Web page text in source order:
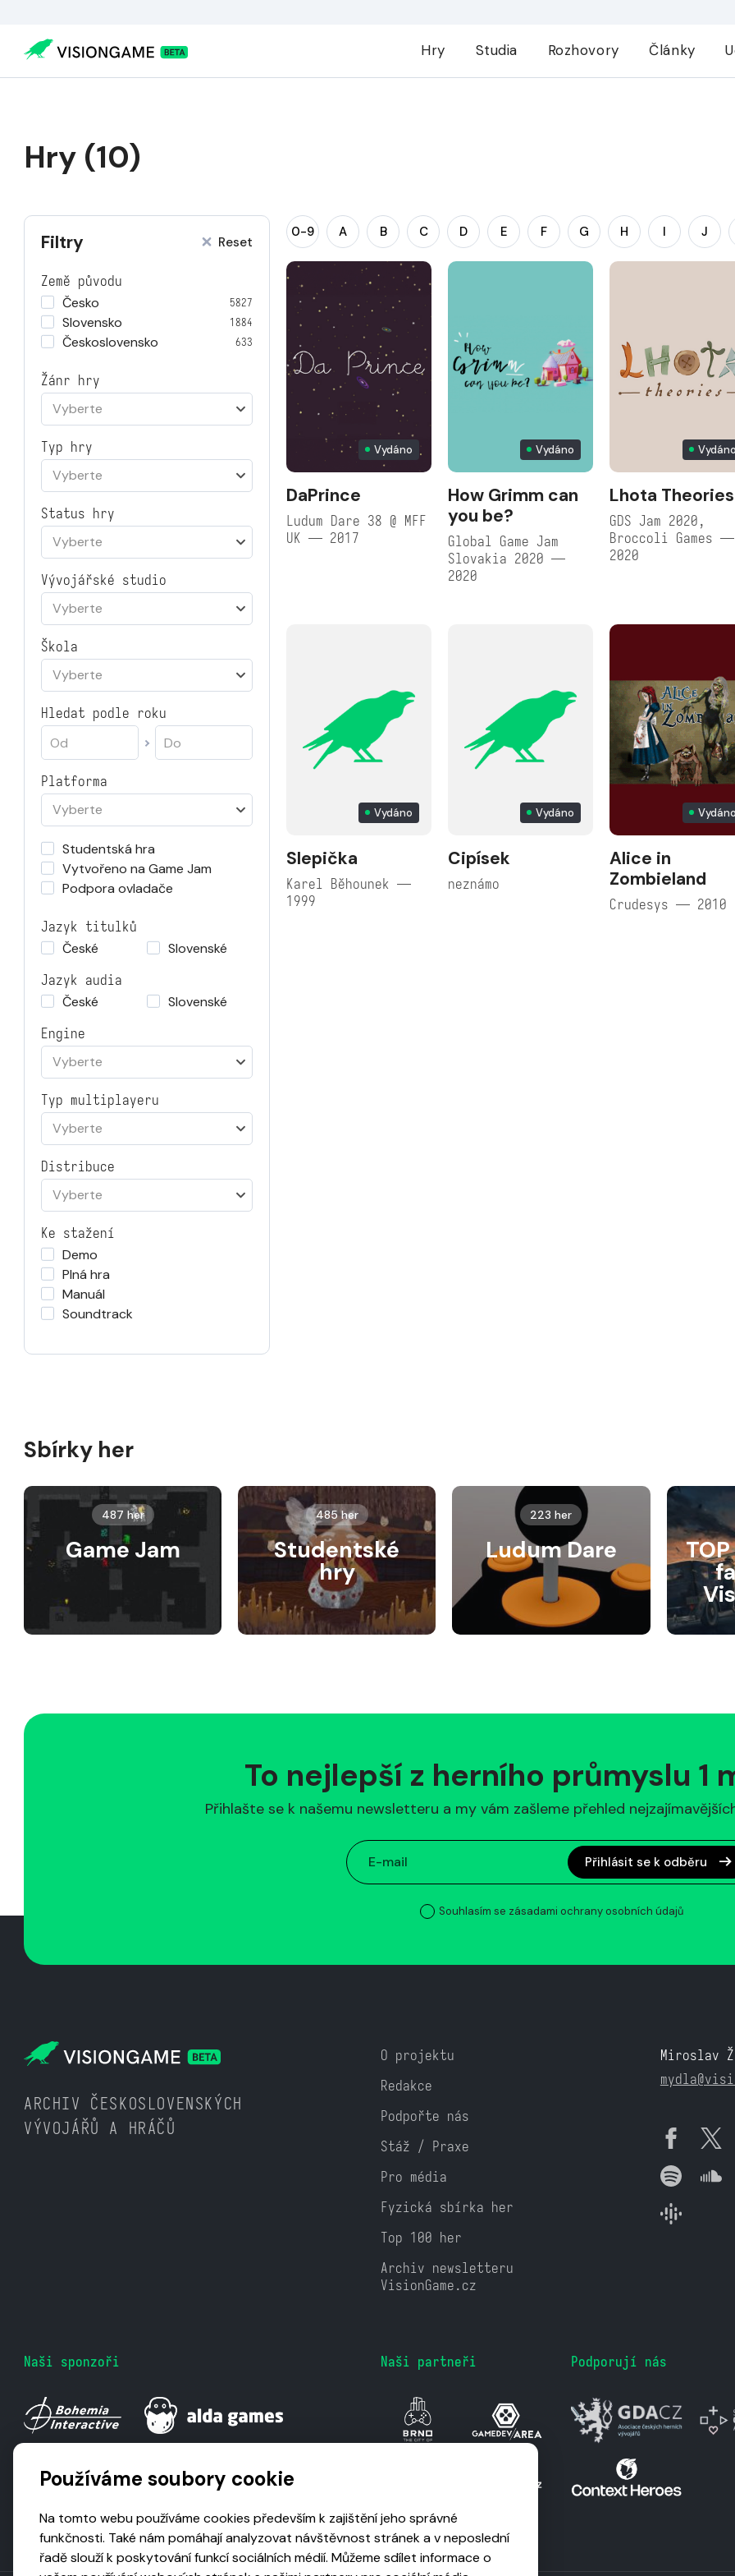
Hry Studia Rozhovory Články
Hry (10)
Filtry Reset
Země původu
Česko
5827
Slovensko 1884
Československo 633
Žánr hry
Vyberte
Typ hry
Vyberte
Status hry
Vyberte
Vývojářské studio
Vyberte
Škola
Vyberte
Hledat podle roku
Platforma
Vyberte
Studentská hra
Vytvořeno na Game Jam
Podpora ovladače
Jazyk titulků
České
Slovenské
Jazyk audia
České
Slovenské
Engine
Vyberte
Typ multiplayeru
Vyberte
Distribuce
Vyberte
Ke stažení
Demo
Plná hra
Manuál
Soundtrack
0-9 A B C D E F G H I J
Vydáno
DaPrince
Ludum Dare 38 @ MFF
UK — 2017
Vydáno
How Grimm can
you be?
Global Game Jam
Slovakia 2020 —
2020
Lhota Theories
GDS Jam 2020,
Broccoli Games —
2020
Vydáno
Slepička
Karel Běhounek —
1999
Vydáno
Cipísek
neznámo
Alice in
Zombieland
Crudesys — 2010
Sbírky her
487 her
Game Jam
485 her
Studentské
hry
223 her
Ludum Dare
To nejlepší z herního průmyslu 1
Přihlašte se k našemu newsletteru a my vám zašleme přehled
Přihlásit se k odběru
Souhlasím se zásadami ochrany osobních údajů
ARCHIV ČESKOSLOVENSKÝCH
VÝVOJÁŘŮ A HRÁČŮ
O projektu
Redakce
Podpořte nás
Stáž / Praxe
Pro média
Fyzická sbírka her
Top 100 her
Archiv newsletteru
VisionGame.cz
Miroslav
Naši sponzoři Naši partneři Podporují nás
Používáme soubory cookie
Na tomto webu používáme cookies především k zajištění jeho správné
funkčnosti. Také nám pomáhají analyzovat návštěvnost stránek a v neposlední
řadě slouží k poskytování funkcí sociálních médií. Můžeme sdílet informace o